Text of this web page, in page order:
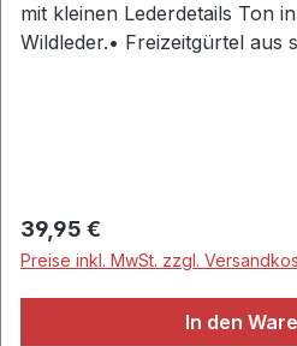
mit kleinen Lederdetails Ton
Wildleder.• Freizeitgürtel aus
Regulärer Preis:
39,95 €
Preise inkl. MwSt. zzgl.
In den